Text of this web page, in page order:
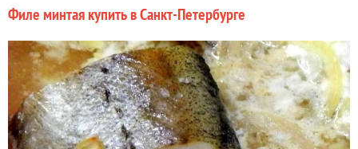
Филе минтая купить в Санкт-Петербурге